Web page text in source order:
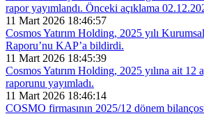
rapor yayımlandı. Önceki açıklama
11 Mart 2026 18:46:57
Cosmos Yatırım Holding, 2025 yılı
Raporu’nu KAP’a bildirdi.
11 Mart 2026 18:45:39
Cosmos Yatırım Holding, 2025 yılına ait 12
raporunu yayımladı.
11 Mart 2026 18:46:14
COSMO firmasının 2025/12 dönem